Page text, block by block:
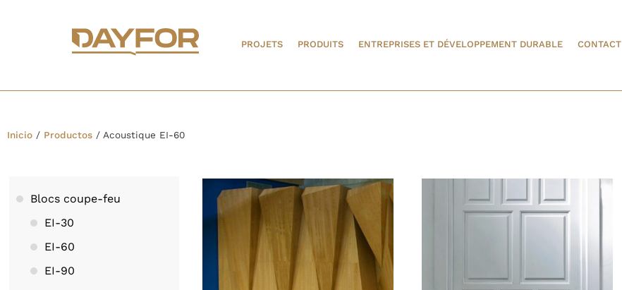
PROJETS PRODUITS ENTREPRISES ET DÉVELOPPEMENT DURABLE CONTACT
Inicio / Productos / Acoustique EI-60
Blocs coupe-feu
EI-30
EI-60
EI-90